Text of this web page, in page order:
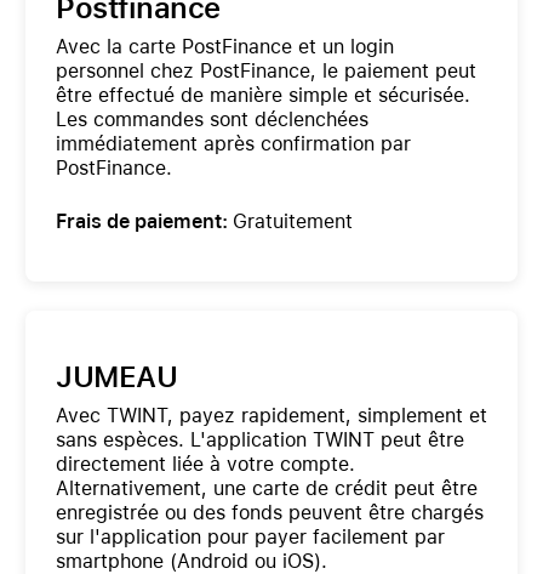
Postfinance
Avec la carte PostFinance et un login
personnel chez PostFinance, le paiement peut
être effectué de manière simple et sécurisée.
Les commandes sont déclenchées
immédiatement après confirmation par
PostFinance.
Frais de paiement: Gratuitement
JUMEAU
Avec TWINT, payez rapidement, simplement et
sans espèces. L'application TWINT peut être
directement liée à votre compte.
Alternativement, une carte de crédit peut être
enregistrée ou des fonds peuvent être chargés
sur l'application pour payer facilement par
smartphone (Android ou iOS).